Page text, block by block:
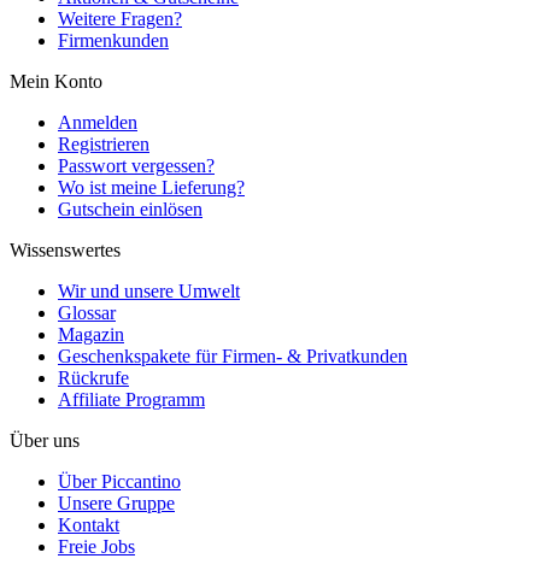
Weitere Fragen?
Firmenkunden
Mein Konto
Anmelden
Registrieren
Passwort vergessen?
Wo ist meine Lieferung?
Gutschein einlösen
Wissenswertes
Wir und unsere Umwelt
Glossar
Magazin
Geschenkspakete für Firmen- & Privatkunden
Rückrufe
Affiliate Programm
Über uns
Über Piccantino
Unsere Gruppe
Kontakt
Freie Jobs